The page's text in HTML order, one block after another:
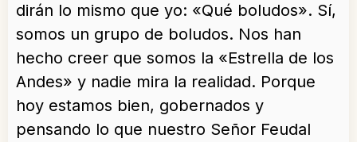
dirán lo mismo que yo: «Qué boludos». Sí,
somos un grupo de boludos. Nos han
hecho creer que somos la «Estrella de los
Andes» y nadie mira la realidad. Porque
hoy estamos bien, gobernados y
pensando lo que nuestro Señor Feudal